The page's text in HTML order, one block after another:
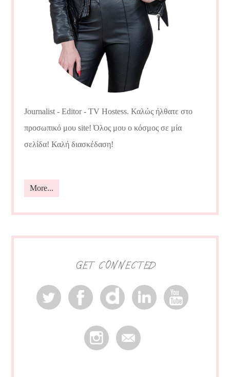
Journalist - Editor - TV Hostess. Καλώς ήλθατε στο
προσωπικό μου site! Όλος μου ο κόσμος σε μία
σελίδα! Καλή διασκέδαση!
More...
GET CONNECTED